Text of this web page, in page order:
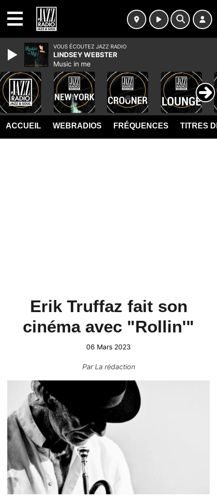
ACCUEIL WEBRADIOS FRÉQUENCES TITRES
Erik Truffaz fait son
cinéma avec "Rollin'"
06 Mars 2023
ParLa rédaction
VOUS ÉCOUTEZ JAZZ RADIO
LINDSEY WEBSTER
Music in me